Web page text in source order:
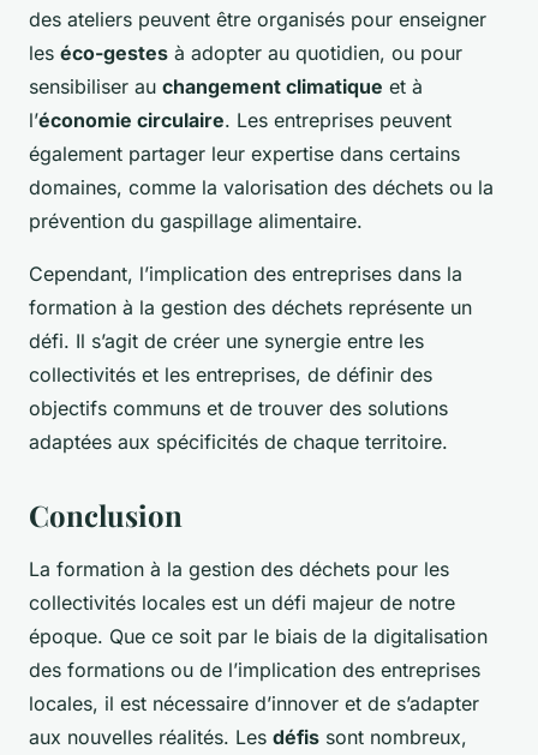
des ateliers peuvent être organisés pour enseigner
les éco-gestes à adopter au quotidien, ou pour
sensibiliser au changement climatique et à
l’économie circulaire. Les entreprises peuvent
également partager leur expertise dans certains
domaines, comme la valorisation des déchets ou la
prévention du gaspillage alimentaire.
Cependant, l’implication des entreprises dans la
formation à la gestion des déchets représente un
défi. Il s’agit de créer une synergie entre les
collectivités et les entreprises, de définir des
objectifs communs et de trouver des solutions
adaptées aux spécificités de chaque territoire.
Conclusion
La formation à la gestion des déchets pour les
collectivités locales est un défi majeur de notre
époque. Que ce soit par le biais de la digitalisation
des formations ou de l’implication des entreprises
locales, il est nécessaire d’innover et de s’adapter
aux nouvelles réalités. Les défis sont nombreux,